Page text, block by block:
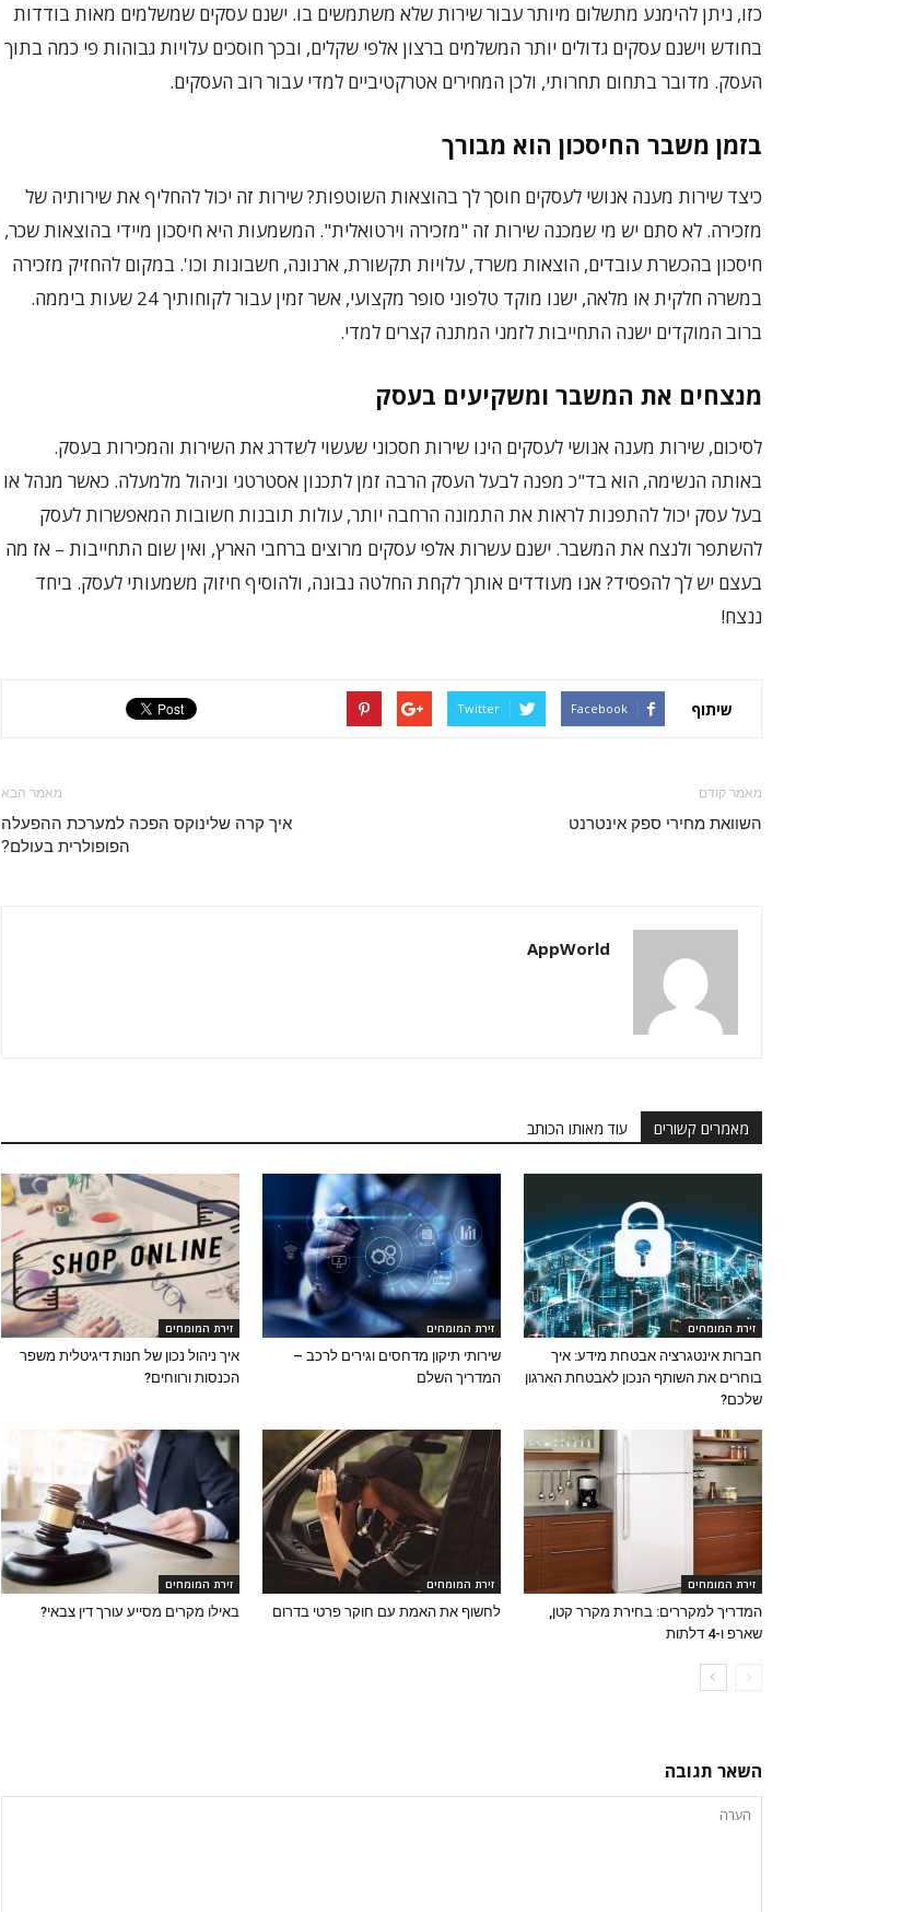
כזו, ניתן להימנע מתשלום מיותר עבור שירות שלא משתמשים בו. ישנם עסקים שמשלמים מאות בודדות
בחודש וישנם עסקים גדולים יותר המשלמים ברצון אלפי שקלים, ובכך חוסכים עלויות גבוהות פי כמה בתוך
העסק. מדובר בתחום תחרותי, ולכן המחירים אטרקטיביים למדי עבור רוב העסקים.
בזמן משבר החיסכון הוא מבורך
כיצד שירות מענה אנושי לעסקים חוסך לך בהוצאות השוטפות? שירות זה יכול להחליף את שירותיה של
מזכירה. לא סתם יש מי שמכנה שירות זה "מזכירה וירטואלית". המשמעות היא חיסכון מיידי בהוצאות שכר,
חיסכון בהכשרת עובדים, הוצאות משרד, עלויות תקשורת, ארנונה, חשבונות וכו'. במקום להחזיק מזכירה
במשרה חלקית או מלאה, ישנו מוקד טלפוני סופר מקצועי, אשר זמין עבור לקוחותיך 24 שעות ביממה.
ברוב המוקדים ישנה התחייבות לזמני המתנה קצרים למדי.
מנצחים את המשבר ומשקיעים בעסק
לסיכום, שירות מענה אנושי לעסקים הינו שירות חסכוני שעשוי לשדרג את השירות והמכירות בעסק.
באותה הנשימה, הוא בד"כ מפנה לבעל העסק הרבה זמן לתכנון אסטרטגי וניהול מלמעלה. כאשר מנהל או
בעל עסק יכול להתפנות לראות את התמונה הרחבה יותר, עולות תובנות חשובות המאפשרות לעסק
להשתפר ולנצח את המשבר. ישנם עשרות אלפי עסקים מרוצים ברחבי הארץ, ואין שום התחייבות – אז מה
בעצם יש לך להפסיד? אנו מעודדים אותך לקחת החלטה נבונה, ולהוסיף חיזוק משמעותי לעסק. ביחד
ננצח!
שיתוף Facebook
Twitter
מאמר קודם
השוואת מחירי ספק אינטרנט
מאמר הבא
איך קרה שלינוקס הפכה למערכת ההפעלה
הפופולרית בעולם?
AppWorld
מאמרים קשורים עוד מאותו הכותב
זירת המומחים
חברות אינטגרציה אבטחת מידע: איך
בוחרים את השותף הנכון לאבטחת הארגון
שלכם?
זירת המומחים
שירותי תיקון מדחסים וגירים לרכב –
המדריך השלם
זירת המומחים
איך ניהול נכון של חנות דיגיטלית משפר
הכנסות ורווחים?
זירת המומחים
המדריך למקררים: בחירת מקרר קטן,
שארפ ו-4 דלתות
זירת המומחים
לחשוף את האמת עם חוקר פרטי בדרום
זירת המומחים
באילו מקרים מסייע עורך דין צבאי?
השאר תגובה